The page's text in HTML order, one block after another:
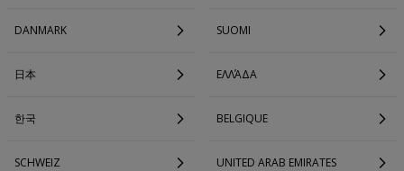
DANMARK SUOMI
日本 ΕΛΛΆΔΑ
한국 BELGIQUE
SCHWEIZ UNITED ARAB EMIRATES